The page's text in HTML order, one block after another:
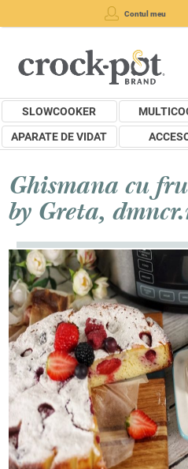
Contul meu
SLOWCOOKER
APARATE DE VIDAT
Ghismana cu
by Greta,